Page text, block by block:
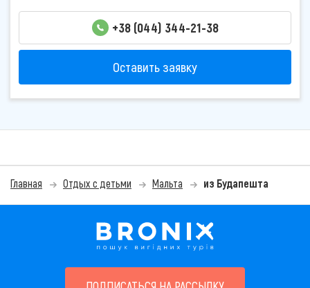
+38 (044) 344-21-38
Оставить заявку
Главная Отдых с детьми Мальта из Будапешта